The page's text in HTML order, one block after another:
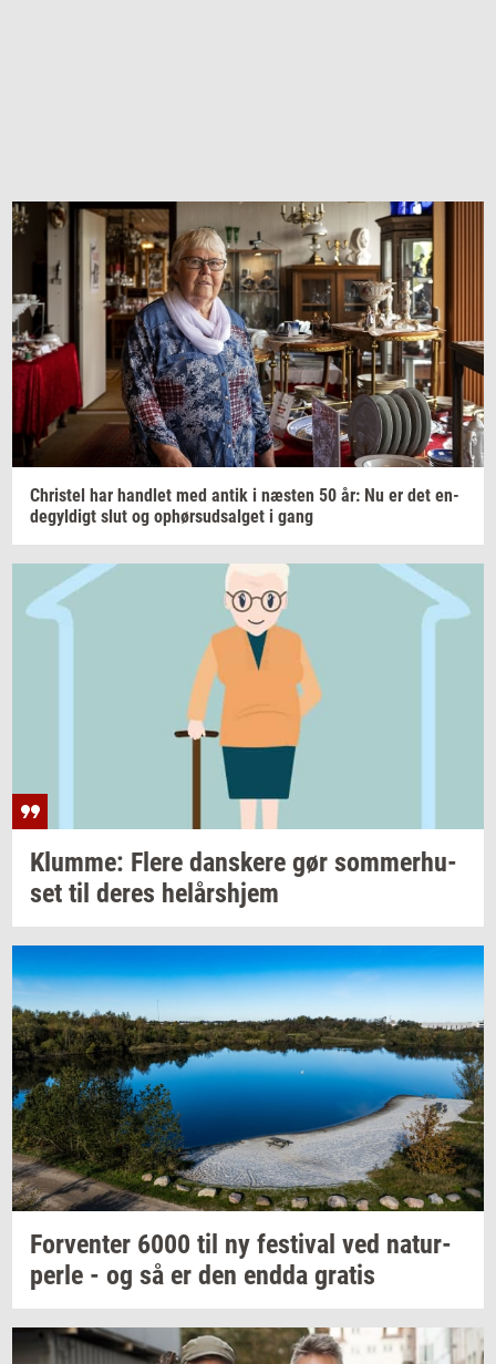
Chri­stel har hand­let med antik i næ­sten 50 år: Nu er det en­
de­gyl­digt slut og op­hør­s­ud­sal­get i gang
Klum­me: Flere dan­ske­re gør som­mer­hu­
set til deres helårs­hjem
For­ven­ter 6000 til ny festi­val ved na­tur­
per­le - og så er den endda gra­tis